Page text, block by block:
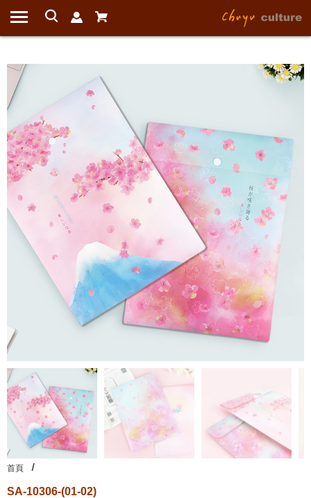
首頁
SA-10306-(01-02)